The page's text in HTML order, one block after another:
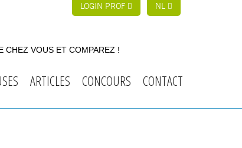
LOGIN PROF NL
CHEZ VOUS ET COMPAREZ !
ARTICLES CONCOURS CONTACT